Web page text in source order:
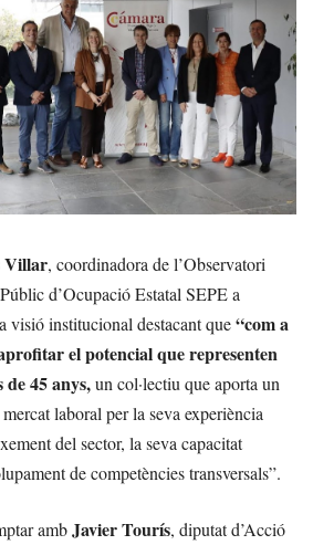
Villar, coordinadora de l’Observatori
d’Ocupació Estatal SEPE a
visió institucional destacant que“com a
el potencial que representen
45 anys,un col·lectiu que aporta un
laboral per la seva experiència
del sector, la seva capacitat
de competències transversals”.
ambJavier Tourís, diputat d’Acció